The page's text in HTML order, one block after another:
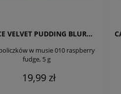
CATRICE VELVET PUDDING BLURRING
w musie 010 raspberry
fudge, 5 g
19,99 zł